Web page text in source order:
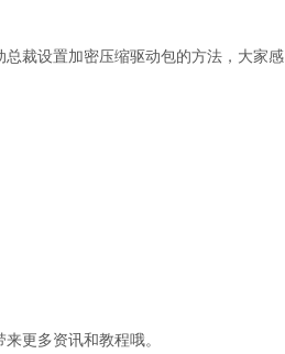
裁设置加密压缩驱动包的方法，大家感
更多资讯和教程哦。